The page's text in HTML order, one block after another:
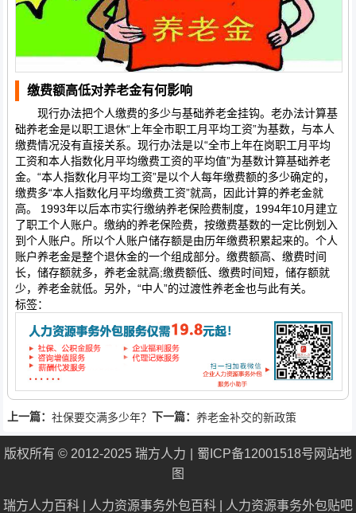
缴费额高低对养老金有何影响
现行办法把个人缴费的多少与基础养老金挂钩。老办法计算基
础养老金是以职工退休“上年全市职工月平均工资”为基数，与本人
缴费情况没有直接关系。现行办法是以“全市上年在岗职工月平均
工资和本人指数化月平均缴费工资的平均值”为基数计算基础养老
金。“本人指数化月平均工资”是以个人每年缴费额的多少确定的，
缴费多“本人指数化月平均缴费工资”就高，因此计算的养老金就
高。 1993年以后本市实行缴纳养老保险费制度，1994年10月建立
了职工个人账户。缴纳的养老保险费，按缴费基数的一定比例划入
到个人账户。所以个人账户储存额是由历年缴费积累起来的。个人
账户养老金是整个退休金的一个组成部分。缴费额高、缴费时间
长，储存额就多，养老金就高;缴费额低、缴费时间短，储存额就
少，养老金就低。另外，“中人”的过渡性养老金也与此有关。
标签：
上一篇： 社保要交满多少年？ 下一篇： 养老金补交的新政策
版权所有 © 2012-2025 瑞方人力 蜀ICP备12001518号 网站地
图
瑞方人力百科 人力资源事务外包百科 人力资源事务外包贴吧